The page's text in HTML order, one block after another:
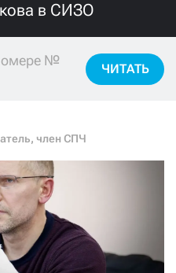
в СИЗО
№
ЧИТАТЬ
член СПЧ
1000
свое гражданство РФ
ДРУЗЬЯМИ
donate@novayagazeta.ru